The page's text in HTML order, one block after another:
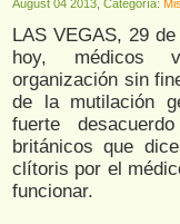
August 04 2013, Categoría:
LAS VEGAS, 29
hoy, médicos
organización sin
de la mutilación
fuerte
británicos que
clítoris por el
funcionar.